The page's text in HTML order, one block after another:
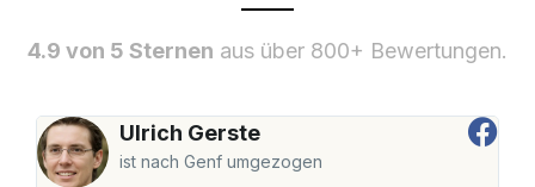
4.9 von 5 Sternen aus über 800+ Bewertungen.
Ulrich Gerste
ist nach Genf umgezogen